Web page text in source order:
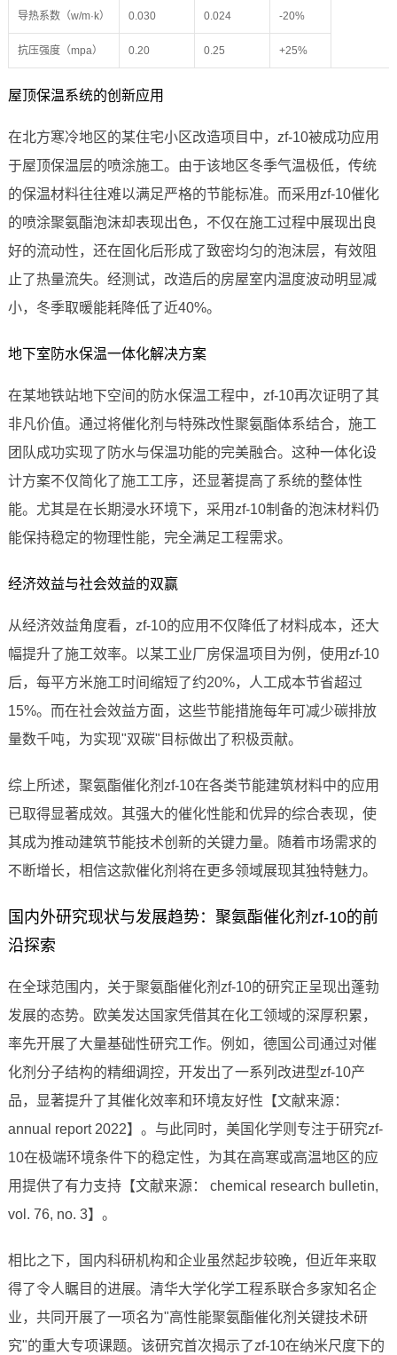
导热系数（w/m·k） 0.030 0.024 -20%
抗压强度（mpa） 0.20 0.25 +25%
屋顶保温系统的创新应用
在北方寒冷地区的某住宅小区改造项目中，zf-10被成功应用
于屋顶保温层的喷涂施工。由于该地区冬季气温极低，传统
的保温材料往往难以满足严格的节能标准。而采用zf-10催化
的喷涂聚氨酯泡沫却表现出色，不仅在施工过程中展现出良
好的流动性，还在固化后形成了致密均匀的泡沫层，有效阻
止了热量流失。经测试，改造后的房屋室内温度波动明显减
小，冬季取暖能耗降低了近40%。
地下室防水保温一体化解决方案
在某地铁站地下空间的防水保温工程中，zf-10再次证明了其
非凡价值。通过将催化剂与特殊改性聚氨酯体系结合，施工
团队成功实现了防水与保温功能的完美融合。这种一体化设
计方案不仅简化了施工工序，还显著提高了系统的整体性
能。尤其是在长期浸水环境下，采用zf-10制备的泡沫材料仍
能保持稳定的物理性能，完全满足工程需求。
经济效益与社会效益的双赢
从经济效益角度看，zf-10的应用不仅降低了材料成本，还大
幅提升了施工效率。以某工业厂房保温项目为例，使用zf-10
后，每平方米施工时间缩短了约20%，人工成本节省超过
15%。而在社会效益方面，这些节能措施每年可减少碳排放
量数千吨，为实现"双碳"目标做出了积极贡献。
综上所述，聚氨酯催化剂zf-10在各类节能建筑材料中的应用
已取得显著成效。其强大的催化性能和优异的综合表现，使
其成为推动建筑节能技术创新的关键力量。随着市场需求的
不断增长，相信这款催化剂将在更多领域展现其独特魅力。
国内外研究现状与发展趋势：聚氨酯催化剂zf-10的前
沿探索
在全球范围内，关于聚氨酯催化剂zf-10的研究正呈现出蓬勃
发展的态势。欧美发达国家凭借其在化工领域的深厚积累，
率先开展了大量基础性研究工作。例如，德国公司通过对催
化剂分子结构的精细调控，开发出了一系列改进型zf-10产
品，显著提升了其催化效率和环境友好性【文献来源：
annual report 2022】。与此同时，美国化学则专注于研究zf-
10在极端环境条件下的稳定性，为其在高寒或高温地区的应
用提供了有力支持【文献来源： chemical research bulletin,
vol. 76, no. 3】。
相比之下，国内科研机构和企业虽然起步较晚，但近年来取
得了令人瞩目的进展。清华大学化学工程系联合多家知名企
业，共同开展了一项名为"高性能聚氨酯催化剂关键技术研
究"的重大专项课题。该研究首次揭示了zf-10在纳米尺度下的